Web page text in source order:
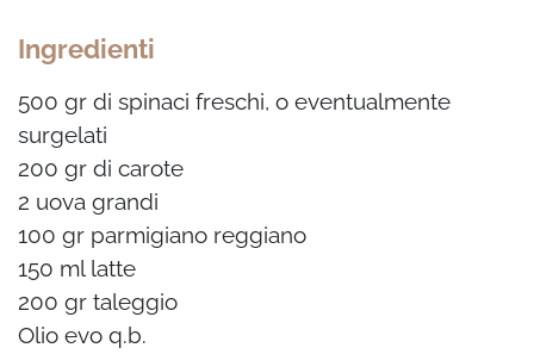
Ingredienti
500 gr di spinaci freschi, o eventualmente
surgelati
200 gr di carote
2 uova grandi
100 gr parmigiano reggiano
150 ml latte
200 gr taleggio
Olio evo q.b.